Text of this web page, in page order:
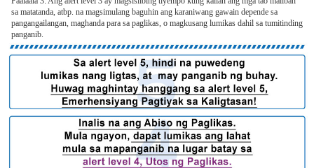
sa matatanda, atbp. na magsimulang baguhin ang karaniwang gawain depende sa
pangangailangan, maghanda para sa paglikas, o magkusang lumikas dahil sa tumitinding
panganib.